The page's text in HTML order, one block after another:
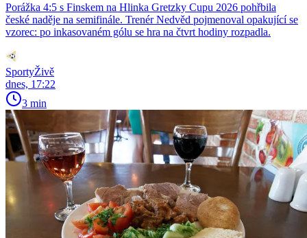
Porážka 4:5 s Finskem na Hlinka Gretzky Cupu 2026 pohřbila
české naděje na semifinále. Trenér Nedvěd pojmenoval opakující se
vzorec: po inkasovaném gólu se hra na čtvrt hodiny rozpadla.
SportyŽivě
dnes, 17:22
3 min